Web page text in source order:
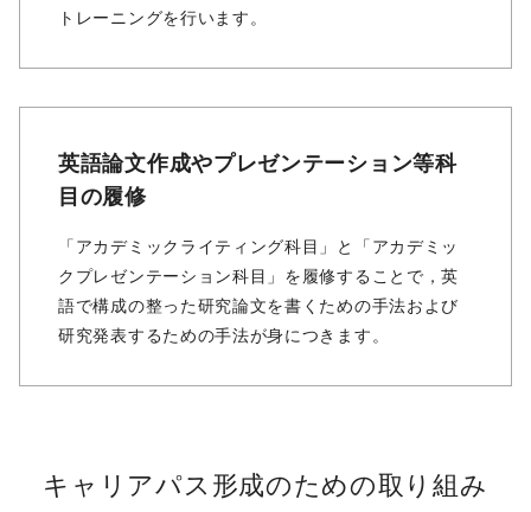
トレーニングを⾏います。
英語論⽂作成やプレゼンテーション等科
⽬の履修
「アカデミックライティング科⽬」と「アカデミッ
クプレゼンテーション科⽬」を履修することで，英
語で構成の整った研究論⽂を書くための⼿法および
研究発表するための⼿法が⾝につきます。
キャリアパス形成のための取り組み